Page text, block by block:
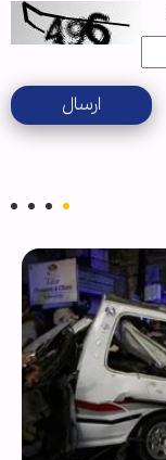
ارسال